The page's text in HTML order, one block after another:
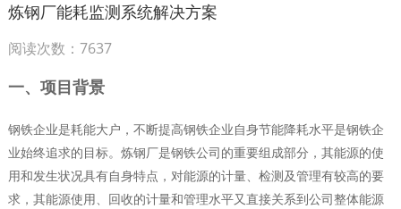
炼钢厂能耗监测系统解决方案
阅读次数：7637
一、项目背景
钢铁企业是耗能大户，不断提高钢铁企业自身节能降耗水平是钢铁企
业始终追求的目标。炼钢厂是钢铁公司的重要组成部分，其能源的使
用和发生状况具有自身特点，对能源的计量、检测及管理有较高的要
求，其能源使用、回收的计量和管理水平又直接关系到公司整体能源